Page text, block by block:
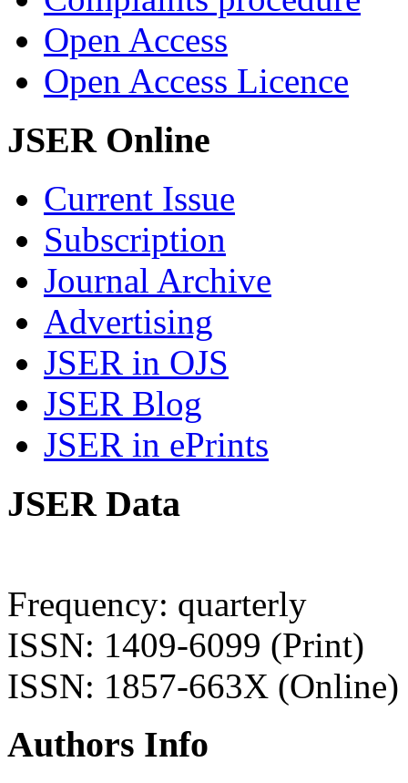
Open Access
Open Access Licence
JSER Online
Current Issue
Subscription
Journal Archive
Advertising
JSER in OJS
JSER Blog
JSER in ePrints
JSER Data
Frequency: quarterly
ISSN: 1409-6099 (Print)
ISSN: 1857-663X (Online)
Authors Info